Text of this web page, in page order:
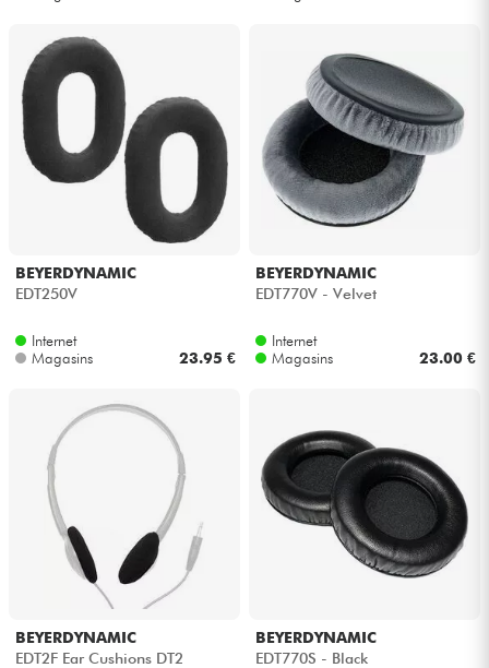
Câbles & Access.
HiFi
Packs
Voir nos marques
BEYERDYNAMIC
EDT250V
Internet
Magasins
23.95 €
BEYERDYNAMIC
EDT770V - Velvet
Internet
Magasins
23.00 €
BEYERDYNAMIC
EDT2F Ear Cushions DT2
BEYERDYNAMIC
EDT770S - Black